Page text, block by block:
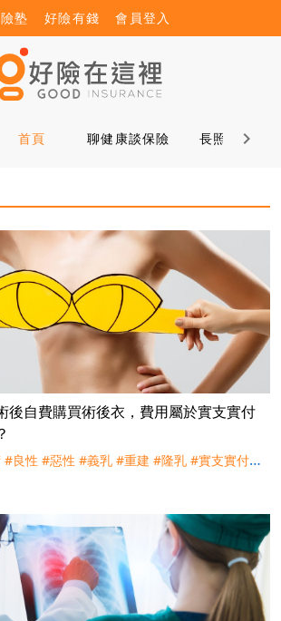
塾 好險有錢 會員登入
首頁 聊健康談保險 長照12問
後自費購買術後衣，費用屬於實支實付
#良性 #惡性 #義乳 #重建 #隆乳 #實支實付#